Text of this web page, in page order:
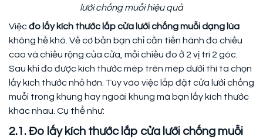
lưới chống muỗi hiệu quả
Việcđo lấy kích thước lắp cửa lưới chống muỗi dạng lùa
không hề khó. Về cơ bản bạn chỉ cần tiến hành đo chiều
cao và chiều rộng của cửa, mỗi chiều đo ở 2 vị trí 2 góc.
Sau khi đo được kích thước mép trên mép dưới thì ta chọn
lấy kích thước nhỏ hơn. Tùy vào việc lắp đặt cửa lưới chống
muỗi trong khung hay ngoài khung mà bạn lấy kích thước
khác nhau. Cụ thể như:
2.1. Đo lấy kích thước lắp cửa lưới chống muỗi